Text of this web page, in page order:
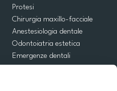
Protesi
Chirurgia maxillo-facciale
Anestesiologia dentale
Odontoiatria estetica
Emergenze dentali